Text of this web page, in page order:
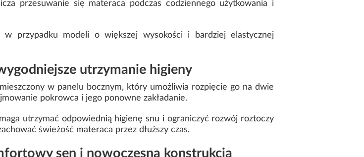
przesuwanie się materaca podczas codziennego użytkowania i
w przypadku modeli o większej wysokości i bardziej elastycznej
utrzymanie higieny
w panelu bocznym, który umożliwia rozpięcie go na dwie
pokrowca i jego ponowne zakładanie.
utrzymać odpowiednią higienę snu i ograniczyć rozwój roztoczy
świeżość materaca przez dłuższy czas.
sen i nowoczesna konstrukcja